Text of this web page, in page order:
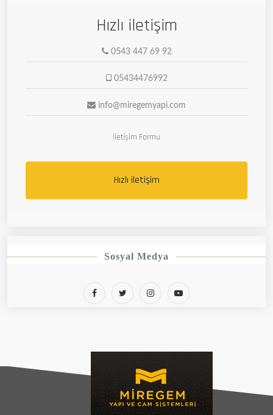
Hızlı iletişim
0543 447 69 92
05434476992
info@miregemyapi.com
İletişim Formu
Hızlı iletişim
Sosyal Medya